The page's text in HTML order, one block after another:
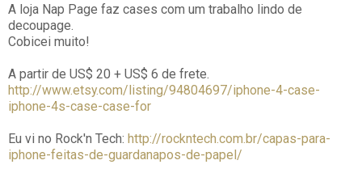
A loja Nap Page faz cases com um trabalho lindo de
decoupage.
Cobicei muito!
A partir de US$ 20 + US$ 6 de frete.
http://www.etsy.com/listing/94804697/iphone-4-case-
iphone-4s-case-case-for
Eu vi no Rock'n Tech: http://rockntech.com.br/capas-para-
iphone-feitas-de-guardanapos-de-papel/